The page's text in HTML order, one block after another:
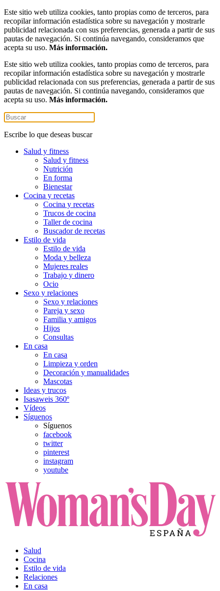
Este sitio web utiliza cookies, tanto propias como de terceros, para
recopilar información estadística sobre su navegación y mostrarle
publicidad relacionada con sus preferencias, generada a partir de sus
pautas de navegación. Si continúa navegando, consideramos que
acepta su uso. Más información.
Este sitio web utiliza cookies, tanto propias como de terceros, para
recopilar información estadística sobre su navegación y mostrarle
publicidad relacionada con sus preferencias, generada a partir de sus
pautas de navegación. Si continúa navegando, consideramos que
acepta su uso. Más información.
Escribe lo que deseas buscar
Salud y fitness
Salud y fitness
Nutrición
En forma
Bienestar
Cocina y recetas
Cocina y recetas
Trucos de cocina
Taller de cocina
Buscador de recetas
Estilo de vida
Estilo de vida
Moda y belleza
Mujeres reales
Trabajo y dinero
Ocio
Sexo y relaciones
Sexo y relaciones
Pareja y sexo
Familia y amigos
Hijos
Consultas
En casa
En casa
Limpieza y orden
Decoración y manualidades
Mascotas
Ideas y trucos
Isasaweis 360º
Vídeos
Síguenos
Síguenos
facebook
twitter
pinterest
instagram
youtube
Salud
Cocina
Estilo de vida
Relaciones
En casa